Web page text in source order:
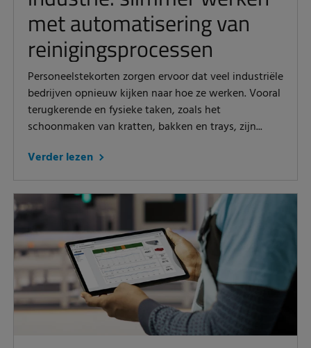
met automatisering van
reinigingsprocessen
Personeelstekorten zorgen ervoor dat veel industriële
bedrijven opnieuw kijken naar hoe ze werken. Vooral
terugkerende en fysieke taken, zoals het
schoonmaken van kratten, bakken en trays, zijn...
Verder lezen